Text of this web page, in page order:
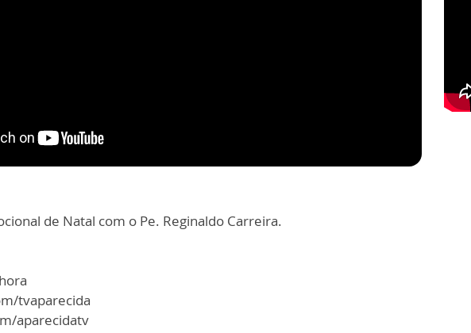
de Natal com o Pe. Reginaldo Carreira.
tvaparecida
aparecidatv